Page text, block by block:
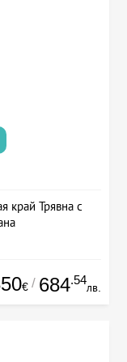
край Трявна с
€ / 684.54
лв.